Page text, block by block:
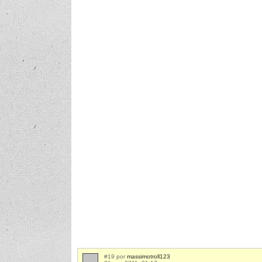
#19 por massimotroll123